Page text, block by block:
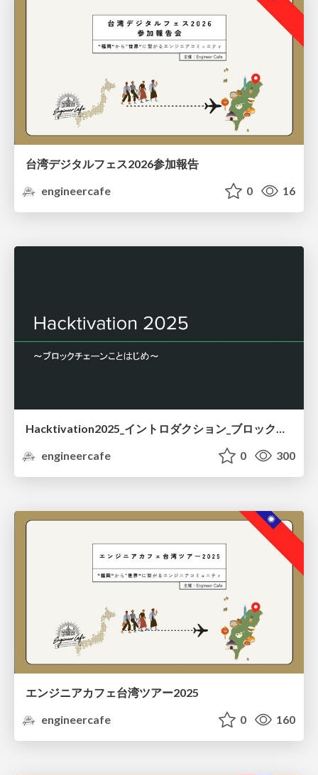
台湾デジタルフェス2026参加報告
engineercafe
0 16
engineercafe
0 300
エンジニアカフェ台湾ツアー2025
engineercafe
0 160